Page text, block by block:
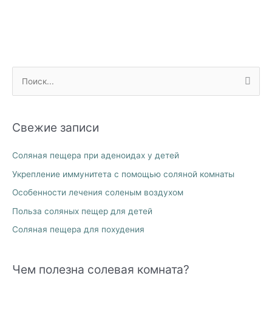
с
Свежие записи
Соляная пещера при аденоидах у детей
Укрепление иммунитета с помощью соляной комнаты
Особенности лечения соленым воздухом
Польза соляных пещер для детей
Соляная пещера для похудения
Чем полезна солевая комната?